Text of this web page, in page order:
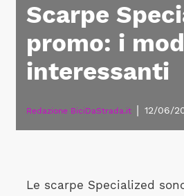
Scarpe
promo: i
interessanti
Redazione BiciDaStrada.it 12/06/
Le scarpe Specialized